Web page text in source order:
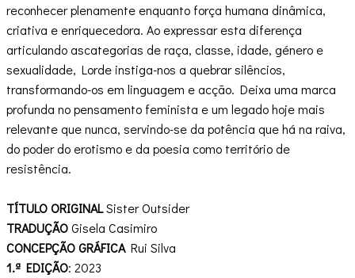
reconhecer plenamente enquanto força humana dinâmica,
criativa e enriquecedora. Ao expressar esta diferença
articulando ascategorias de raça, classe, idade, género e
sexualidade, Lorde instiga-nos a quebrar silêncios,
transformando-os em linguagem e acção. Deixa uma marca
profunda no pensamento feminista e um legado hoje mais
relevante que nunca, servindo-se da potência que há na raiva,
do poder do erotismo e da poesia como território de
resistência.
TÍTULO ORIGINALSister Outsider
TRADUÇÃOGisela Casimiro
CONCEPÇÃO GRÁFICARui Silva
1.ª EDIÇÃO: 2023